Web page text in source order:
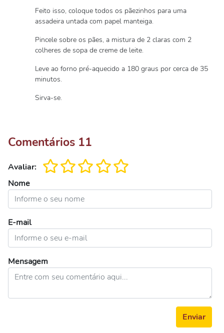
Feito isso, coloque todos os pãezinhos para uma
assadeira untada com papel manteiga.
Pincele sobre os pães, a mistura de 2 claras com 2
colheres de sopa de creme de leite.
Leve ao forno pré-aquecido a 180 graus por cerca de 35
minutos.
Sirva-se.
Comentários 11
Avaliar:
Nome
E-mail
Mensagem
Enviar